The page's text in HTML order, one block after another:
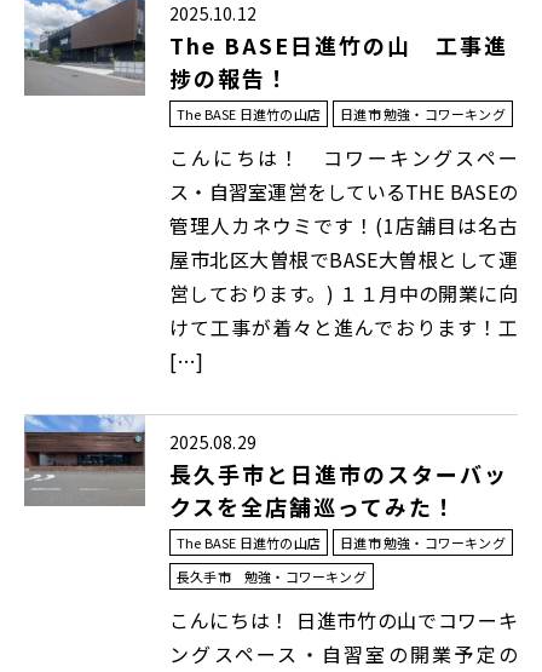
2025.10.12
The BASE日進竹の山 工事進
捗の報告！
The BASE 日進竹の山店 日進市 勉強・コワーキング
こんにちは！ コワーキングスペー
ス・自習室運営をしているTHE BASEの
管理人カネウミです！(1店舗目は名古
屋市北区大曽根でBASE大曽根として運
営しております。) １１月中の開業に向
けて工事が着々と進んでおります！工
[…]
2025.08.29
長久手市と日進市のスターバッ
クスを全店舗巡ってみた！
The BASE 日進竹の山店
日進市 勉強・コワーキング
長久手市 勉強・コワーキング
こんにちは！ 日進市竹の山でコワーキ
ングスペース・自習室の開業予定の